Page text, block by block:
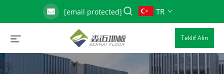
[email protected] TR
Teklif Alın